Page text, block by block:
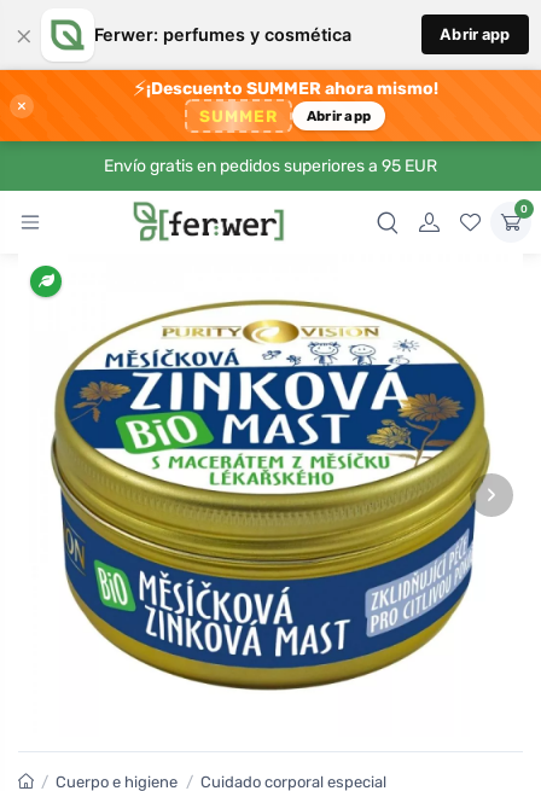
× Ferwer: perfumes y cosmética Abrir app
×
⚡¡Descuento SUMMER ahora mismo!
SUMMER Abrir app
Envío gratis en pedidos superiores a 95 EUR
0
›
/ Cuerpo e higiene / Cuidado corporal especial